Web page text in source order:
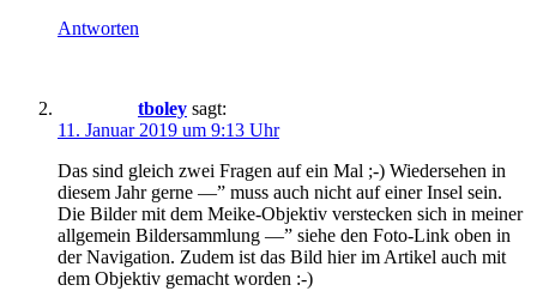
Antworten
tboley sagt:
11. Januar 2019 um 9:13 Uhr
Das sind gleich zwei Fragen auf ein Mal ;-) Wiedersehen in
diesem Jahr gerne —” muss auch nicht auf einer Insel sein.
Die Bilder mit dem Meike-Objektiv verstecken sich in meiner
allgemein Bildersammlung —” siehe den Foto-Link oben in
der Navigation. Zudem ist das Bild hier im Artikel auch mit
dem Objektiv gemacht worden :-)